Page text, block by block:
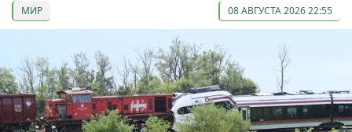
МИР 08 АВГУСТА 2026 22:55